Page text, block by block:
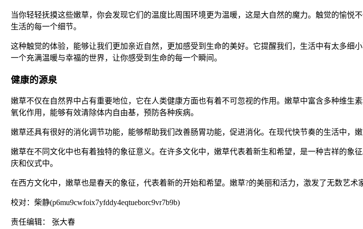
当你轻轻抚摸这些嫩草，你会发现它们的温度比周围环境更为温暖，这是大自然的魔力。触觉的愉悦
生活的每一个细节。
这种触觉的体验，能够让我们更加亲近自然，更加感受到生命的美好。它提醒我们，生活中有太多细
一个充满温暖与幸福的世界，让你感受到生命的每一个瞬间。
健康的源泉
嫩草不仅在自然界中占有重要地位，它在人类健康方面也有着不可忽视的作用。嫩草中富含多种维
氧化作用，能够有效清除体内自由基，预防各种疾病。
嫩草还具有很好的消化调节功能，能够帮助我们改善肠胃功能，促进消化。在现代快节奏的生活中，
嫩草在不同文化中也有着独特的象征意义。在许多文化中，嫩草代表着新生和希望，是一种吉祥的
庆和仪式中。
在西方文化中，嫩草也是春天的象征，代表着新的开始和希望。嫩草?的美丽和活力，激发了无数艺术
校对：柴静(p6mu9cwfoix7yfddy4eqtueborc9vr7b9b)
责任编辑： 张大春